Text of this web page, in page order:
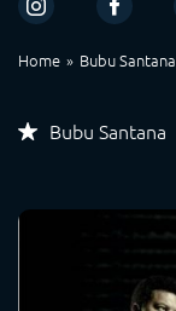
Home Bubu Santana
Bubu Santana